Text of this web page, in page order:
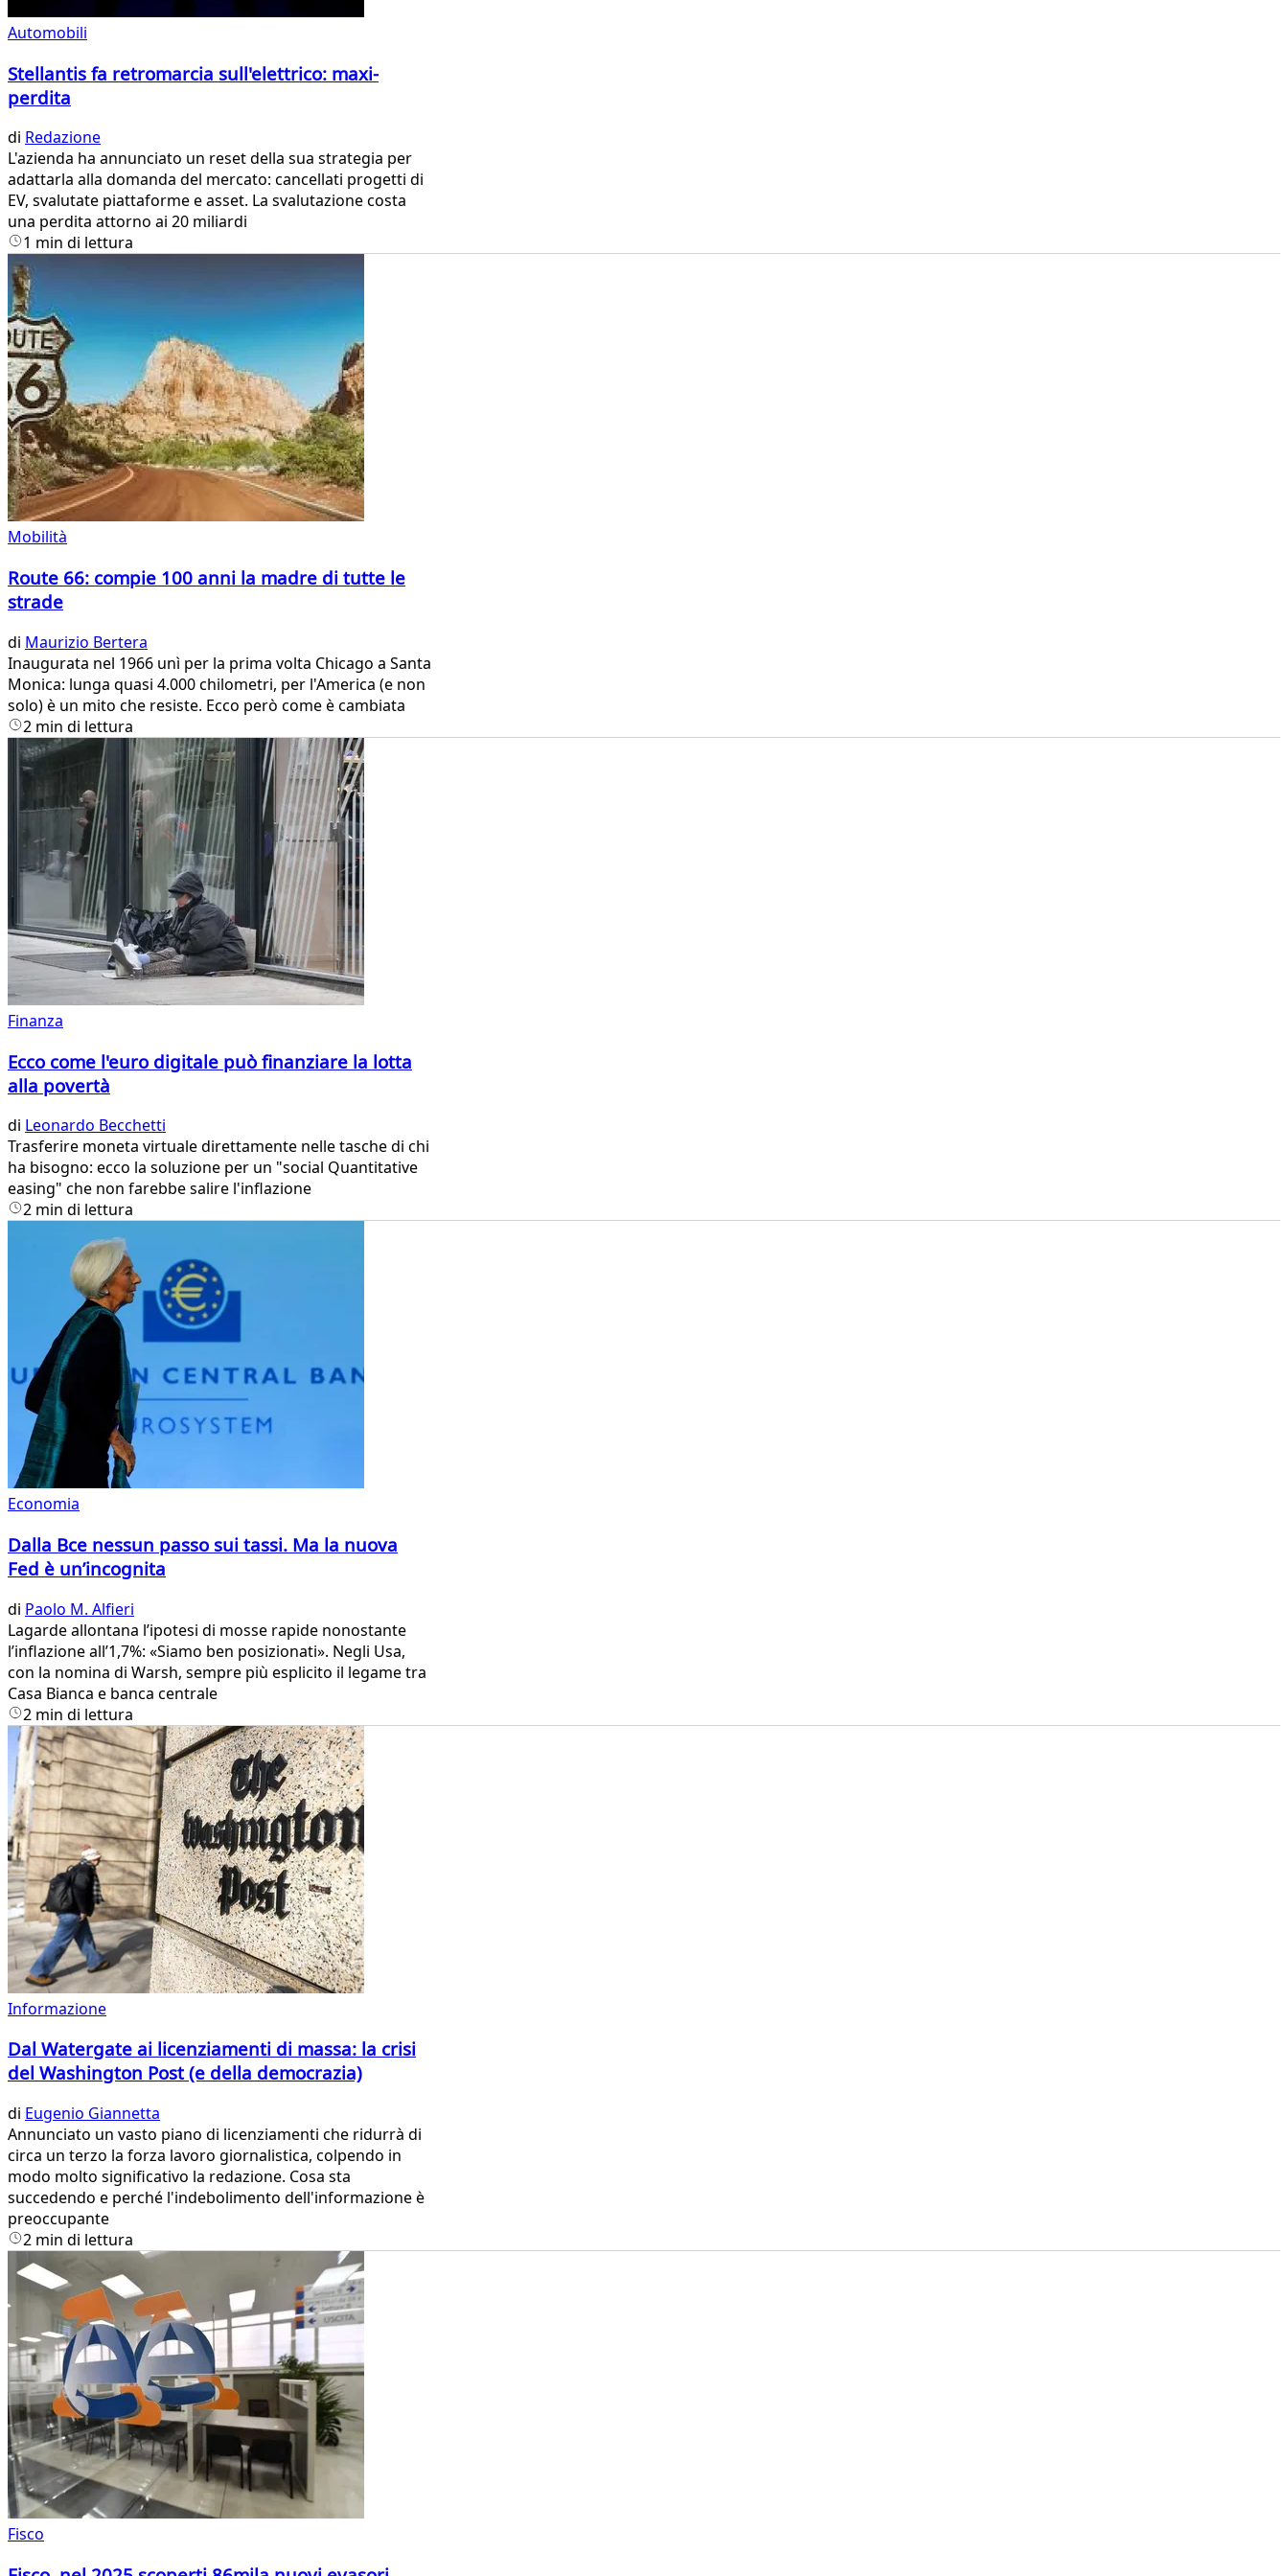
Automobili
Stellantis fa retromarcia sull'elettrico: maxi-
perdita
di Redazione
L'azienda ha annunciato un reset della sua strategia per
adattarla alla domanda del mercato: cancellati progetti di
EV, svalutate piattaforme e asset. La svalutazione costa
una perdita attorno ai 20 miliardi
1 min di lettura
Mobilità
Route 66: compie 100 anni la madre di tutte le
strade
di Maurizio Bertera
Inaugurata nel 1966 unì per la prima volta Chicago a Santa
Monica: lunga quasi 4.000 chilometri, per l'America (e non
solo) è un mito che resiste. Ecco però come è cambiata
2 min di lettura
Finanza
Ecco come l'euro digitale può finanziare la lotta
alla povertà
di Leonardo Becchetti
Trasferire moneta virtuale direttamente nelle tasche di chi
ha bisogno: ecco la soluzione per un "social Quantitative
easing" che non farebbe salire l'inflazione
2 min di lettura
Economia
Dalla Bce nessun passo sui tassi. Ma la nuova
Fed è un’incognita
di Paolo M. Alfieri
Lagarde allontana l’ipotesi di mosse rapide nonostante
l’inflazione all’1,7%: «Siamo ben posizionati». Negli Usa,
con la nomina di Warsh, sempre più esplicito il legame tra
Casa Bianca e banca centrale
2 min di lettura
Informazione
Dal Watergate ai licenziamenti di massa: la crisi
del Washington Post (e della democrazia)
di Eugenio Giannetta
Annunciato un vasto piano di licenziamenti che ridurrà di
circa un terzo la forza lavoro giornalistica, colpendo in
modo molto significativo la redazione. Cosa sta
succedendo e perché l'indebolimento dell'informazione è
preoccupante
2 min di lettura
Fisco